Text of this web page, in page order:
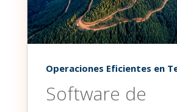
Operaciones Eficientes en
Software de